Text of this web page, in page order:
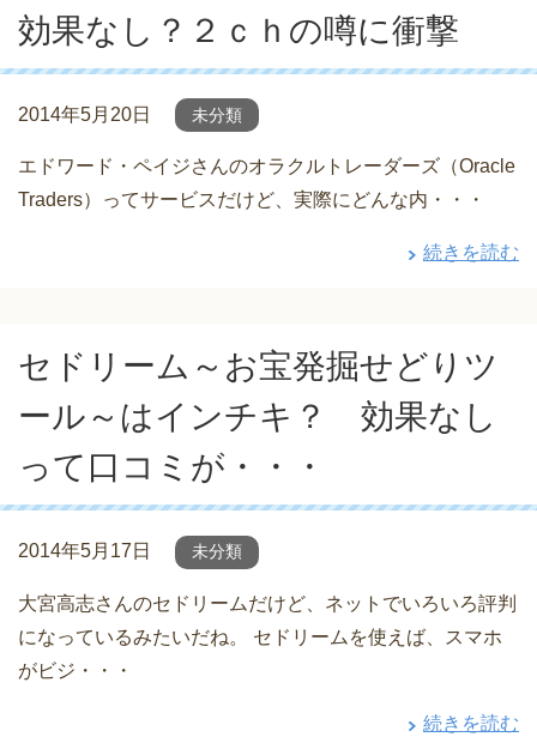
効果なし？２ｃｈの噂に衝撃
2014年5月20日 未分類
エドワード・ペイジさんのオラクルトレーダーズ（Oracle
Traders）ってサービスだけど、実際にどんな内・・・
続きを読む
セドリーム～お宝発掘せどりツ
ール～はインチキ？ 効果なし
って口コミが・・・
2014年5月17日 未分類
大宮高志さんのセドリームだけど、ネットでいろいろ評判
になっているみたいだね。 セドリームを使えば、スマホ
がビジ・・・
続きを読む